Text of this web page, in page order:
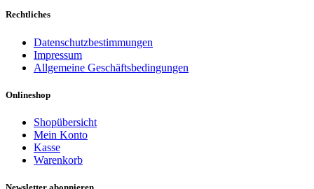
Rechtliches
Datenschutzbestimmungen
Impressum
Allgemeine Geschäftsbedingungen
Onlineshop
Shopübersicht
Mein Konto
Kasse
Warenkorb